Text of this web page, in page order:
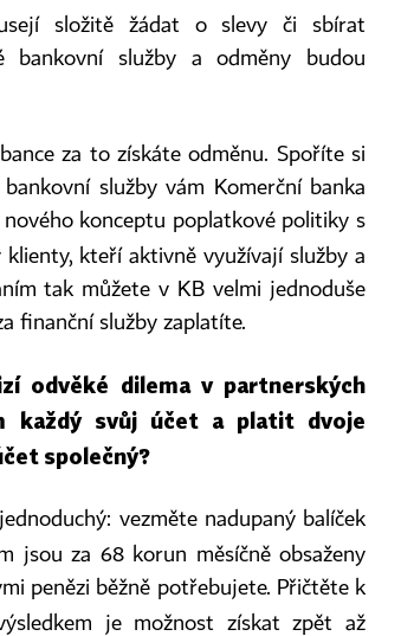
složitě žádat o slevy či sbírat
bankovní služby a odměny budou
za to získáte odměnu. Spoříte si
služby vám Komerční banka
konceptu poplatkové politiky s
kteří aktivně využívají služby a
tak můžete v KB velmi jednoduše
finanční služby zaplatíte.
odvěké dilema v partnerských
každý svůj účet a platit dvoje
společný?
vezměte nadupaný balíček
jsou za 68 korun měsíčně obsaženy
penězi běžně potřebujete. Přičtěte k
je možnost získat zpět až